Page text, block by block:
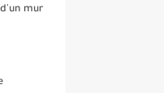
d'un mur